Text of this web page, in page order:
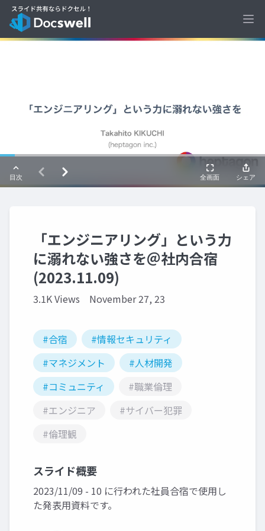
「エンジニアリング」という力
に溺れない強さを＠社内合宿
(2023.11.09)
3.1K Views November 27, 23
#合宿
#情報セキュリティ
#マネジメント
#人材開発
#コミュニティ
#職業倫理
#エンジニア
#サイバー犯罪
#倫理観
スライド概要
2023/11/09 - 10 に行われた社員合宿で使用し
た発表用資料です。